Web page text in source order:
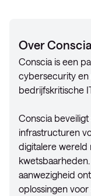
Over
Conscia is een
cybersecurity en
bedrijfskritische
Conscia
infrastructuren
digitalere
aanwezigheid
oplossingen